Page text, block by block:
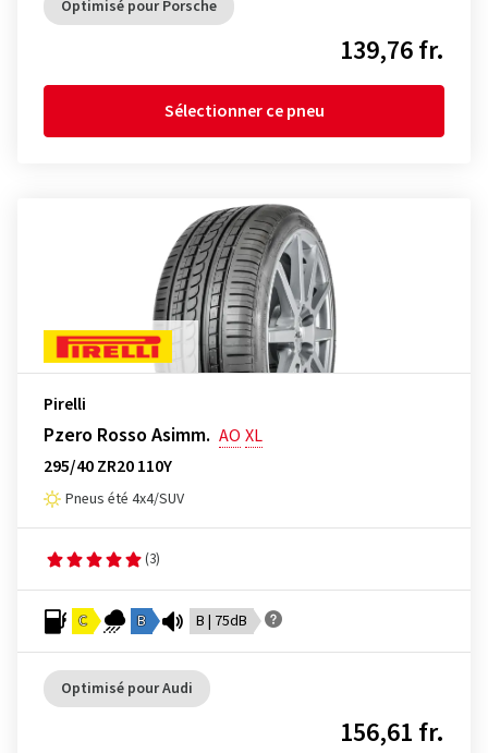
Optimisé pour Porsche
139,76 fr.
Sélectionner ce pneu
Pirelli
Pzero Rosso Asimm. AO XL
295/40 ZR20 110Y
Pneus été 4x4/SUV
(3)
C B B | 75dB
Optimisé pour Audi
156,61 fr.